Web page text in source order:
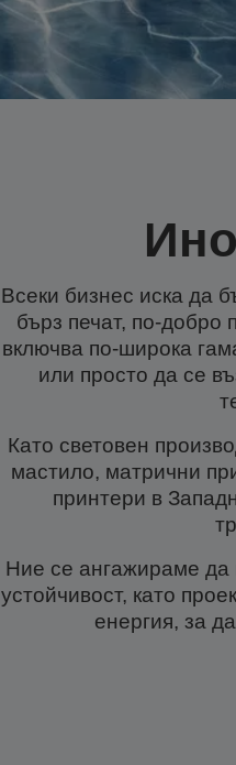
Всеки бизнес иска да
бърз печат, по-
включва по-широка
или просто да се
Като световен
мастило, матрични
принтери в
Ние се ангажираме да
устойчивост, като
енергия, за